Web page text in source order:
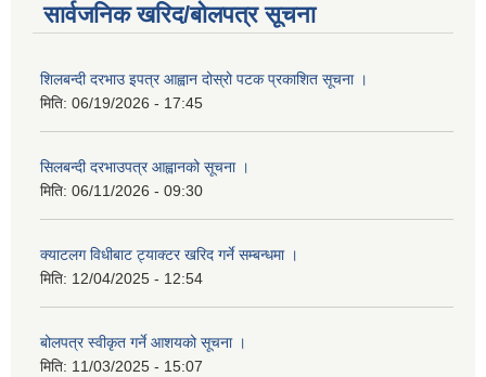
सार्वजनिक खरिद/बोलपत्र सूचना
शिलबन्दी दरभाउ इपत्र आह्वान दोस्रो पटक प्रकाशित सूचना ।
मिति: 06/19/2026 - 17:45
सिलबन्दी दरभाउपत्र आह्वानको सूचना ।
मिति: 06/11/2026 - 09:30
क्याटलग विधीबाट ट्याक्टर खरिद गर्ने सम्बन्धमा ।
मिति: 12/04/2025 - 12:54
बोलपत्र स्वीकृत गर्ने आशयको सूचना ।
मिति: 11/03/2025 - 15:07